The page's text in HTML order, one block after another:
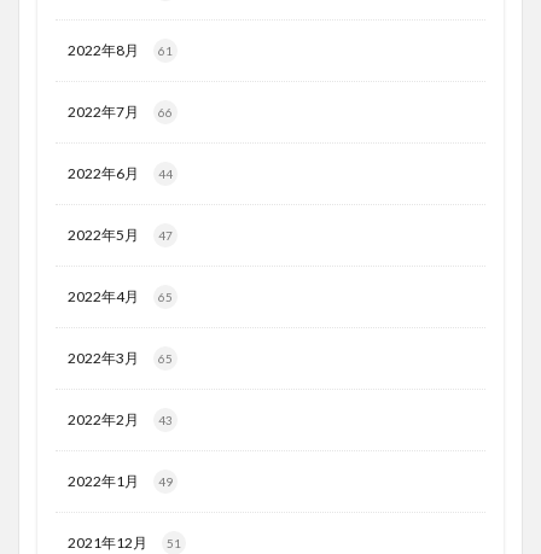
2022年8月 61
2022年7月 66
2022年6月 44
2022年5月 47
2022年4月 65
2022年3月 65
2022年2月 43
2022年1月 49
2021年12月 51